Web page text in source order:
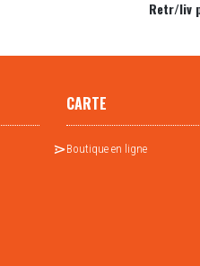
Retr/liv
CARTE
Boutique en ligne